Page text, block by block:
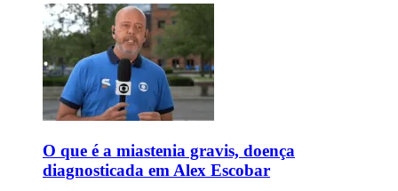
O que é a miastenia gravis, doença
diagnosticada em Alex Escobar